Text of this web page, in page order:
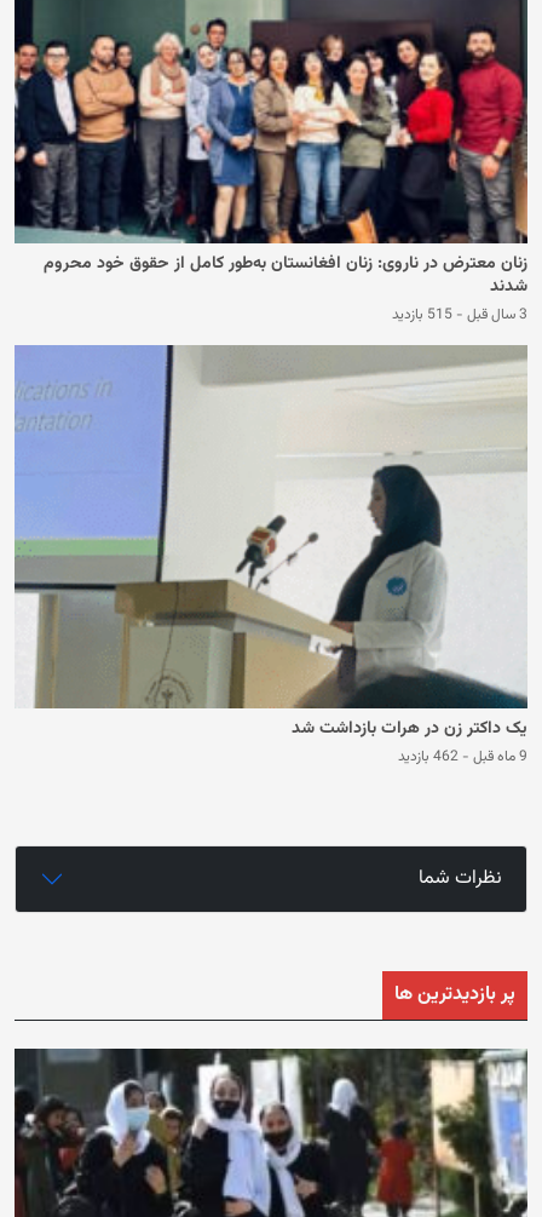
زنان معترض در ناروی: زنان افغانستان به‌طور کامل از حقوق خود محروم
شدند
3 سال قبل - 515 بازدید
یک داکتر زن در هرات بازداشت شد
9 ماه قبل - 462 بازدید
نظرات شما
پر بازدیدترین ها